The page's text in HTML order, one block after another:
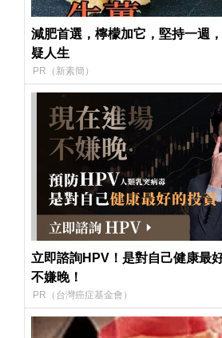
減肥首選，檸檬加它，堅持一週
疑人生
PR（新素簡）
立即諮詢HPV！是對自己健康最
不嫌晚！
PR（台灣癌症基金會）